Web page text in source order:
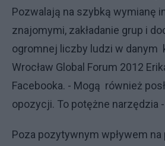
Pozwalają na szybką wymianę
znajomymi, zakładanie grup i
ogromnej liczby ludzi w danym
Wrocław Global Forum 2012
Facebooka. - Mogą również
opozycji. To potężne narzędzia -
Poza pozytywnym wpływem